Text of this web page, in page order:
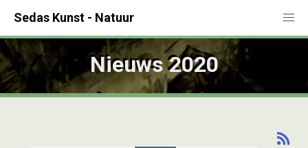
Sedas Kunst - Natuur
Nieuws 2020